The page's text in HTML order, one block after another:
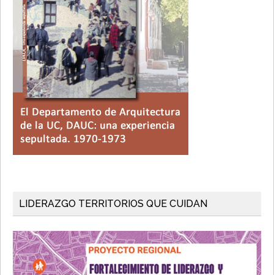
LIDERAZGO TERRITORIOS QUE CUIDAN